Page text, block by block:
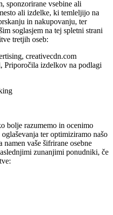
sponzorirane vsebine ali
ali izdelke, ki temleljijo na
in nakupovanju, ter
soglasjem na tej spletni strani
tretjih oseb:
creativecdn.com
izdelkov na podlagi
bolje razumemo in ocenimo
oglaševanja ter optimiziramo našo
vaše šifrirane osebne
zunanjimi ponudniki, če